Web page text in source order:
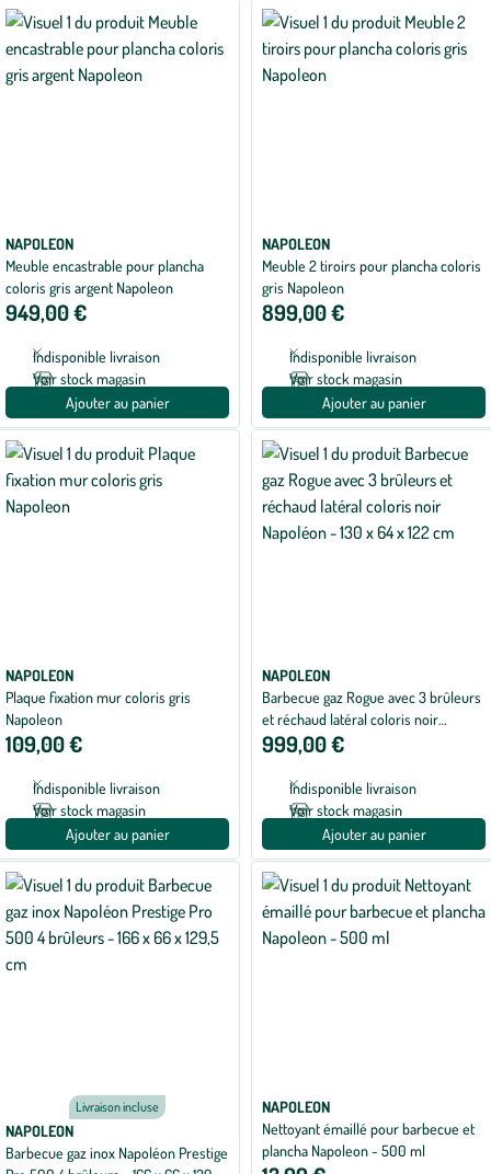
NAPOLEON
Meuble encastrable pour plancha
coloris gris argent Napoleon
949,00 €
Indisponible livraison
Voir stock magasin
Ajouter au panier
NAPOLEON
Meuble 2 tiroirs pour plancha coloris
gris Napoleon
899,00 €
Indisponible livraison
Voir stock magasin
Ajouter au panier
NAPOLEON
Plaque fixation mur coloris gris
Napoleon
109,00 €
Indisponible livraison
Voir stock magasin
Ajouter au panier
NAPOLEON
Barbecue gaz Rogue avec 3 brûleurs
et réchaud latéral coloris noir
Napoléon - 130 x 64 x 122 cm
999,00 €
Indisponible livraison
Voir stock magasin
Ajouter au panier
Livraison incluse
NAPOLEON
Barbecue gaz inox Napoléon Prestige
NAPOLEON
Nettoyant émaillé pour barbecue et
plancha Napoleon - 500 ml